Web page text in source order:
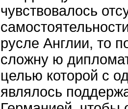
чувствовалось
русле Англии, то
сложну ю
целью которой с
являлось